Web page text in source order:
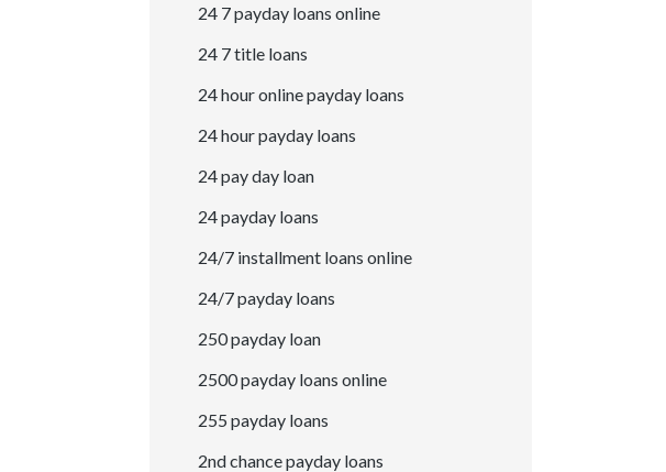
24 7 payday loans online
24 7 title loans
24 hour online payday loans
24 hour payday loans
24 pay day loan
24 payday loans
24/7 installment loans online
24/7 payday loans
250 payday loan
2500 payday loans online
255 payday loans
2nd chance payday loans